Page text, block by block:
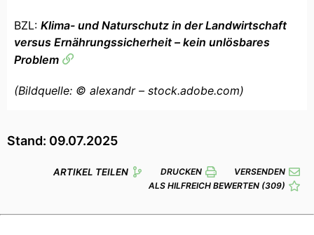
BZL: Klima- und Naturschutz in der Landwirtschaft
versus Ernährungssicherheit – kein unlösbares
Problem
(Bildquelle: © alexandr – stock.adobe.com)
Stand: 09.07.2025
ARTIKEL TEILEN DRUCKEN
VERSENDEN
ALS HILFREICH BEWERTEN (309)